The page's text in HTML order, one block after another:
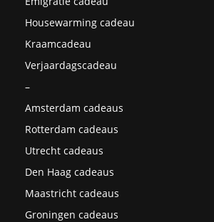
Housewarming cadeau
Kraamcadeau
Verjaardagscadeau
–
Amsterdam cadeaus
Rotterdam cadeaus
Utrecht cadeaus
Den Haag cadeaus
Maastricht cadeaus
Groningen cadeaus